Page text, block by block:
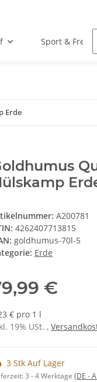
Sport & Freizeit
Erde
A200781
4262407713815
goldhumus-70l-5
Erde
€
€ pro 1 l
19% USt. ,
3 Stk Auf Lager
3 - 4 Werktage (DE -